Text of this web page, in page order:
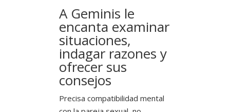
A Geminis le
encanta examinar
situaciones,
indagar razones y
ofrecer sus
consejos
Precisa compatibilidad mental